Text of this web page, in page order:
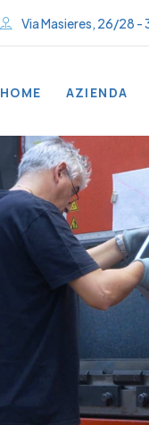
Via Masieres, 26/28 -
HOME AZIENDA